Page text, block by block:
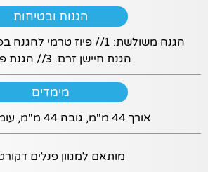
הגנות ובטיחות
הגנת חיישן זרם. 3// הגנת פיוז 5A
מימדים
אורך 44 מ"מ, גובה 44 מ"מ, עומק 30 מ"מ
מותאם למגוון פנלים
שלך
ביקורך
תגדל